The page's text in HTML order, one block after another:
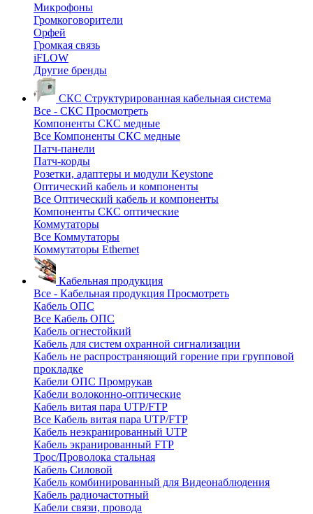
Микрофоны
Громкоговорители
Орфей
Громкая связь
iFLOW
Другие бренды
СКС Структурированная кабельная система
Все - СКС Просмотреть
Компоненты СКС медные
Все Компоненты СКС медные
Патч-панели
Патч-корды
Розетки, адаптеры и модули Keystone
Оптический кабель и компоненты
Все Оптический кабель и компоненты
Компоненты СКС оптические
Коммутаторы
Все Коммутаторы
Коммутаторы Ethernet
Кабельная продукция
Все - Кабельная продукция Просмотреть
Кабель ОПС
Все Кабель ОПС
Кабель огнестойкий
Кабель для систем охранной сигнализации
Кабель не распространяющий горение при групповой
прокладке
Кабели ОПС Промрукав
Кабели волоконно-оптические
Кабель витая пара UTP/FTP
Все Кабель витая пара UTP/FTP
Кабель неэкранированный UTP
Кабель экранированный FTP
Трос/Проволока стальная
Кабель Силовой
Кабель комбинированный для Видеонаблюдения
Кабель радиочастотный
Кабели связи, провода